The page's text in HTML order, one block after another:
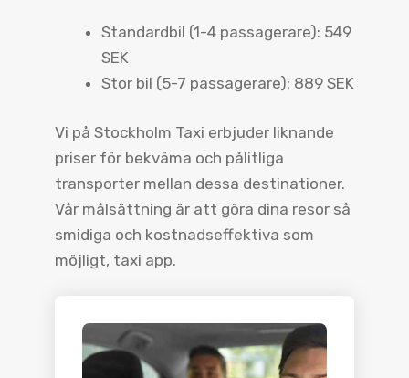
Standardbil (1-4 passagerare): 549
SEK
Stor bil (5-7 passagerare): 889 SEK
Vi på Stockholm Taxi erbjuder liknande
priser för bekväma och pålitliga
transporter mellan dessa destinationer.
Vår målsättning är att göra dina resor så
smidiga och kostnadseffektiva som
möjligt, taxi app.